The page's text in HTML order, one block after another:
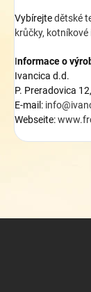
Vybírejtedětské
krůčky, kotníkové
Informace o
Ivancica d.d.
P. Preradovica
E-mail: i
Webseite: